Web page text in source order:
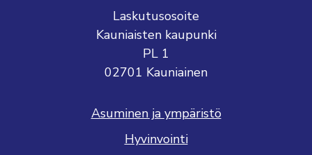
Laskutusosoite
Kauniaisten kaupunki
PL 1
02701 Kauniainen
Asuminen ja ympäristö
Hyvinvointi